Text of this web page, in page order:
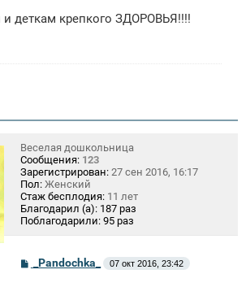
и деткам крепкого ЗДОРОВЬЯ!!!!
Веселая дошкольница
Сообщения: 123
Зарегистрирован: 27 сен 2016, 16:17
Пол: Женский
Стаж бесплодия: 11 лет
Благодарил (а): 187 раз
Поблагодарили: 95 раз
_Pandochka_ 07 окт 2016, 23:42